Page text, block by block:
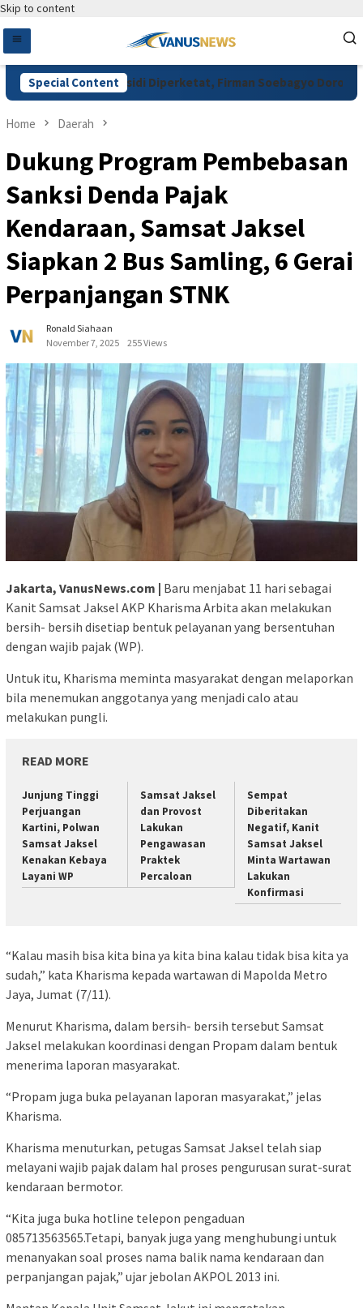
Skip to content
Special Content
Pupuk Subsidi Diperketat, Firman Soebagyo Dorong
Home Daerah
Dukung Program Pembebasan
Sanksi Denda Pajak
Kendaraan, Samsat Jaksel
Siapkan 2 Bus Samling, 6 Gerai
Perpanjangan STNK
Ronald Siahaan
November 7, 2025
255 Views
Jakarta, VanusNews.com | Baru menjabat 11 hari sebagai
Kanit Samsat Jaksel AKP Kharisma Arbita akan melakukan
bersih- bersih disetiap bentuk pelayanan yang bersentuhan
dengan wajib pajak (WP).
Untuk itu, Kharisma meminta masyarakat dengan melaporkan
bila menemukan anggotanya yang menjadi calo atau
melakukan pungli.
READ MORE
Junjung Tinggi
Perjuangan
Kartini, Polwan
Samsat Jaksel
Kenakan Kebaya
Layani WP
Samsat Jaksel
dan Provost
Lakukan
Pengawasan
Praktek
Percaloan
Sempat
Diberitakan
Negatif, Kanit
Samsat Jaksel
Minta Wartawan
Lakukan
Konfirmasi
“Kalau masih bisa kita bina ya kita bina kalau tidak bisa kita ya
sudah,” kata Kharisma kepada wartawan di Mapolda Metro
Jaya, Jumat (7/11).
Menurut Kharisma, dalam bersih- bersih tersebut Samsat
Jaksel melakukan koordinasi dengan Propam dalam bentuk
menerima laporan masyarakat.
“Propam juga buka pelayanan laporan masyarakat,” jelas
Kharisma.
Kharisma menuturkan, petugas Samsat Jaksel telah siap
melayani wajib pajak dalam hal proses pengurusan surat-surat
kendaraan bermotor.
“Kita juga buka hotline telepon pengaduan
085713563565.Tetapi, banyak juga yang menghubungi untuk
menanyakan soal proses nama balik nama kendaraan dan
perpanjangan pajak,” ujar jebolan AKPOL 2013 ini.